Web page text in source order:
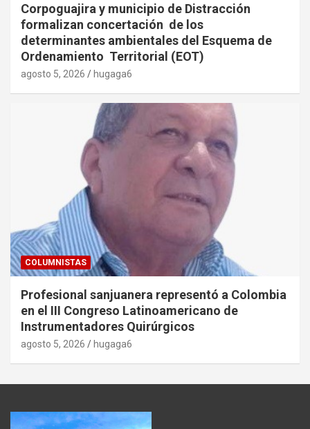
Corpoguajira y municipio de Distracción
formalizan concertación de los
determinantes ambientales del Esquema de
Ordenamiento Territorial (EOT)
agosto 5, 2026 hugaga6
COLUMNISTAS
Profesional sanjuanera representó a Colombia
en el III Congreso Latinoamericano de
Instrumentadores Quirúrgicos
agosto 5, 2026 hugaga6